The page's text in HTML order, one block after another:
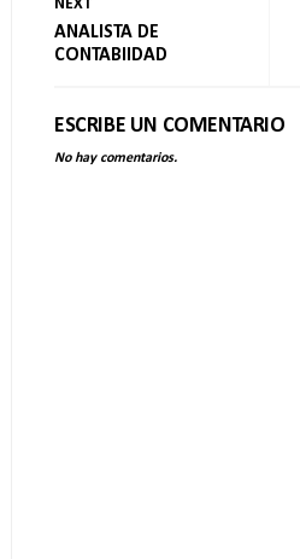
NEXT
ANALISTA DE
CONTABIIDAD
ESCRIBE UN COMENTARIO
No hay comentarios.